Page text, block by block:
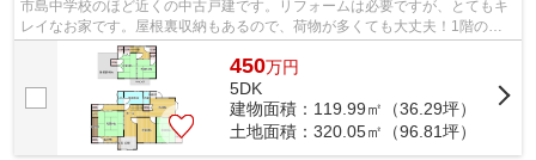
市島中学校のほど近くの中古戸建です。リフォームは必要ですが、とてもキ
レイなお家です。屋根裏収納もあるので、荷物が多くても大丈夫！1階の和
室には掘り炬燵があるのがありがたい！...
450万円
5DK
建物面積：119.99㎡（36.29坪）
土地面積：320.05㎡（96.81坪）